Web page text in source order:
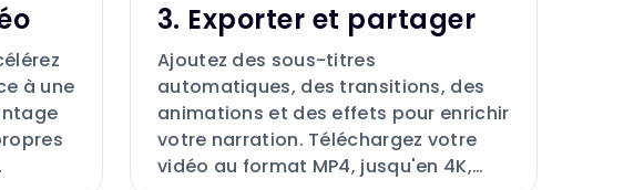
à une
3. Exporter et partager
Ajoutez des sous-titres
automatiques, des transitions, des
animations et des effets pour enrichir
votre narration. Téléchargez votre
vidéo au format MP4, jusqu'en 4K,